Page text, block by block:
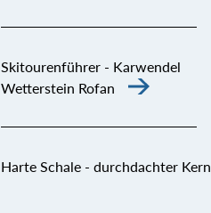
Skitourenführer - Karwendel
Wetterstein Rofan
Harte Schale - durchdachter Kern